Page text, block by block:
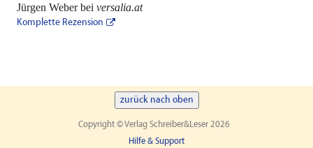
Jürgen Weber bei versalia.at
Komplette Rezension
zurück nach oben
Copyright © Verlag Schreiber&Leser 2026
Hilfe & Support